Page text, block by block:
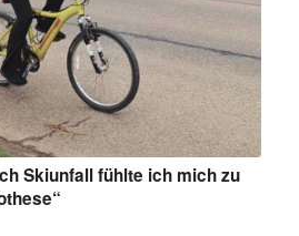
Skiunfall fühlte ich mich zu